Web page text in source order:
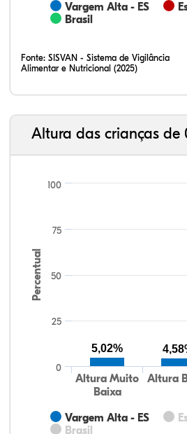
Vargem Alta - ES
Brasil
Fonte: SISVAN - Sistema de Vigilância
Alimentar e Nutricional (2025)
Altura das crianças de
Percentual
Vargem Alta - ES
Brasil
Altura Muito
Baixa
Altura
0
25
50
75
100
5,02%